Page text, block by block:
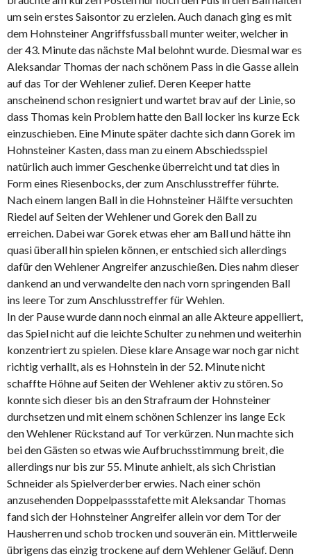
um sein erstes Saisontor zu erzielen. Auch danach ging es mit
dem Hohnsteiner Angriffsfussball munter weiter, welcher in
der 43. Minute das nächste Mal belohnt wurde. Diesmal war es
Aleksandar Thomas der nach schönem Pass in die Gasse allein
auf das Tor der Wehlener zulief. Deren Keeper hatte
anscheinend schon resigniert und wartet brav auf der Linie, so
dass Thomas kein Problem hatte den Ball locker ins kurze Eck
einzuschieben. Eine Minute später dachte sich dann Gorek im
Hohnsteiner Kasten, dass man zu einem Abschiedsspiel
natürlich auch immer Geschenke überreicht und tat dies in
Form eines Riesenbocks, der zum Anschlusstreffer führte.
Nach einem langen Ball in die Hohnsteiner Hälfte versuchten
Riedel auf Seiten der Wehlener und Gorek den Ball zu
erreichen. Dabei war Gorek etwas eher am Ball und hätte ihn
quasi überall hin spielen können, er entschied sich allerdings
dafür den Wehlener Angreifer anzuschießen. Dies nahm dieser
dankend an und verwandelte den nach vorn springenden Ball
ins leere Tor zum Anschlusstreffer für Wehlen.
In der Pause wurde dann noch einmal an alle Akteure appelliert,
das Spiel nicht auf die leichte Schulter zu nehmen und weiterhin
konzentriert zu spielen. Diese klare Ansage war noch gar nicht
richtig verhallt, als es Hohnstein in der 52. Minute nicht
schaffte Höhne auf Seiten der Wehlener aktiv zu stören. So
konnte sich dieser bis an den Strafraum der Hohnsteiner
durchsetzen und mit einem schönen Schlenzer ins lange Eck
den Wehlener Rückstand auf Tor verkürzen. Nun machte sich
bei den Gästen so etwas wie Aufbruchsstimmung breit, die
allerdings nur bis zur 55. Minute anhielt, als sich Christian
Schneider als Spielverderber erwies. Nach einer schön
anzusehenden Doppelpassstafette mit Aleksandar Thomas
fand sich der Hohnsteiner Angreifer allein vor dem Tor der
Hausherren und schob trocken und souverän ein. Mittlerweile
übrigens das einzig trockene auf dem Wehlener Geläuf. Denn